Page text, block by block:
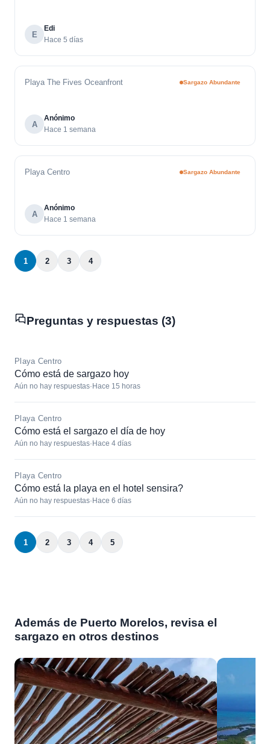
E
Edi
Hace 5 días
Playa The Fives Oceanfront Sargazo Abundante
A
Anónimo
Hace 1 semana
Playa Centro Sargazo Abundante
A
Anónimo
Hace 1 semana
1 2 3 4
Preguntas y respuestas (3)
Playa Centro
Cómo está de sargazo hoy
Aún no hay respuestas· Hace 15 horas
Playa Centro
Cómo está el sargazo el día de hoy
Aún no hay respuestas· Hace 4 días
Playa Centro
Cómo está la playa en el hotel sensira?
Aún no hay respuestas· Hace 6 días
1 2 3 4 5
Además de Puerto Morelos, revisa el
sargazo en otros destinos